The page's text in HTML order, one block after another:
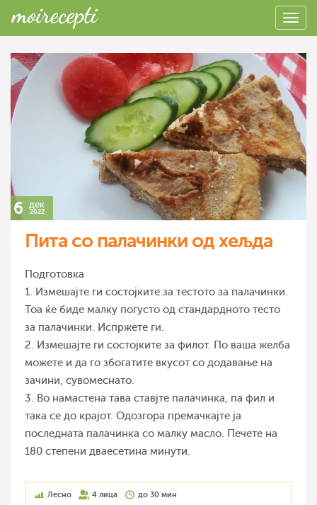
6 дек
2022
Пита со палачинки од хељда
Подготовка
1. Измешајте ги состојките за тестото за палачинки.
Тоа ќе биде малку погусто од стандардното тесто
за палачинки. Испржете ги.
2. Измешајте ги состојките за филот. По ваша желба
можете и да го збогатите вкусот со додавање на
зачини, сувомеснато.
3. Во намастена тава ставјте палачинка, па фил и
така се до крајот. Одозгора премачкајте ја
последната палачинка со малку масло. Печете на
180 степени дваесетина минути.
Лесно 4 лица до 30 мин